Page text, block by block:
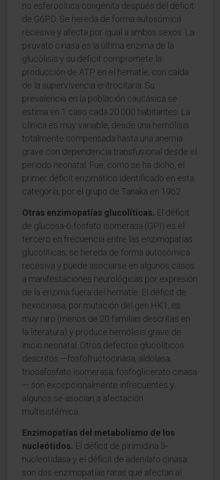
no esferocítica congénita después del déficit
de G6PD. Se hereda de forma autosómica
recesiva y afecta por igual a ambos sexos. La
piruvato cinasa es la última enzima de la
glucólisis y su déficit compromete la
producción de ATP en el hematíe, con caída
de la supervivencia eritrocitaria. Su
prevalencia en la población caucásica se
estima en 1 caso cada 20.000 habitantes. La
clínica es muy variable, desde una hemólisis
totalmente compensada hasta una anemia
grave con dependencia transfusional desde el
periodo neonatal. Fue, como se ha dicho, el
primer déficit enzimático identificado en esta
categoría, por el grupo de Tanaka en 1962.
Otras enzimopatías glucolíticas. El déficit
de glucosa-6-fosfato isomerasa (GPI) es el
tercero en frecuencia entre las enzimopatías
glucolíticas; se hereda de forma autosómica
recesiva y puede asociarse en algunos casos
a manifestaciones neurológicas por expresión
de la enzima fuera del hematíe. El déficit de
hexocinasa, por mutación del gen HK1, es
muy raro (menos de 20 familias descritas en
la literatura) y produce hemólisis grave de
inicio neonatal. Otros defectos glucolíticos
descritos —fosfofructocinasa, aldolasa,
triosafosfato isomerasa, fosfoglicerato cinasa
— son excepcionalmente infrecuentes y
algunos se asocian a afectación
multisistémica.
Enzimopatías del metabolismo de los
nucleótidos. El déficit de pirimidina 5-
nucleotidasa y el déficit de adenilato cinasa
son dos enzimopatías raras que afectan al